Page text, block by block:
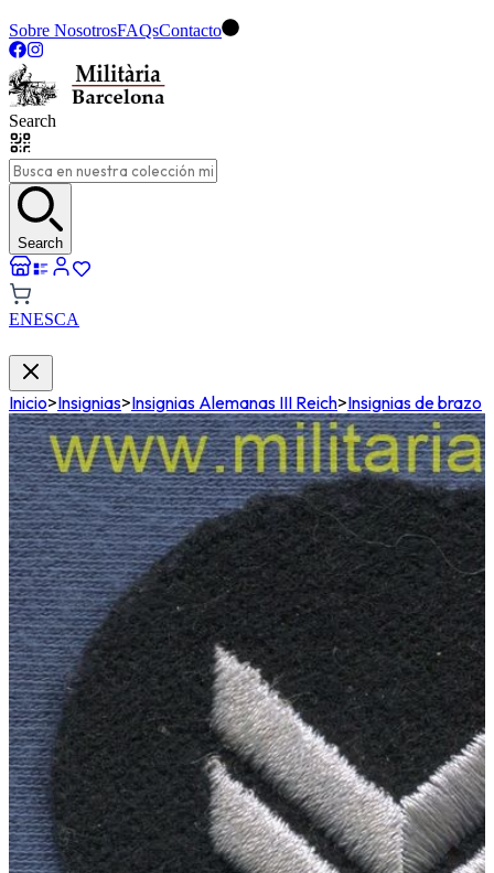
Sobre NosotrosFAQsContacto
Search
Search
ENESCA
Inicio>Insignias>Insignias Alemanas III Reich>Insignias de brazo